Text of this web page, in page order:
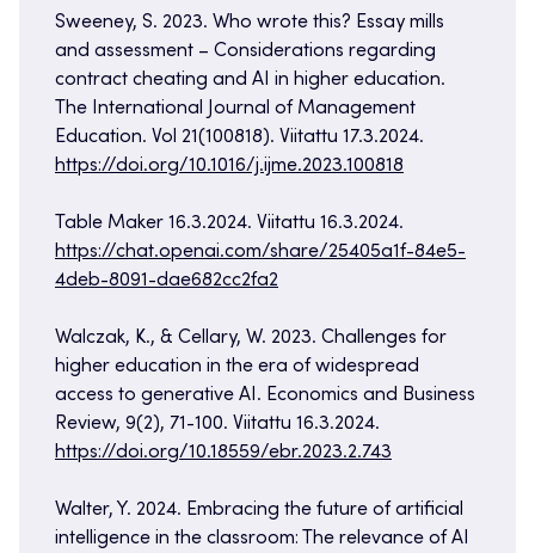
Sweeney, S. 2023. Who wrote this? Essay mills
and assessment – Considerations regarding
contract cheating and AI in higher education.
The International Journal of Management
Education. Vol 21(100818). Viitattu 17.3.2024.
https://doi.org/10.1016/j.ijme.2023.100818
Table Maker 16.3.2024. Viitattu 16.3.2024.
https://chat.openai.com/share/25405a1f-84e5-
4deb-8091-dae682cc2fa2
Walczak, K., & Cellary, W. 2023. Challenges for
higher education in the era of widespread
access to generative AI. Economics and Business
Review, 9(2), 71-100. Viitattu 16.3.2024.
https://doi.org/10.18559/ebr.2023.2.743
Walter, Y. 2024. Embracing the future of artificial
intelligence in the classroom: The relevance of AI